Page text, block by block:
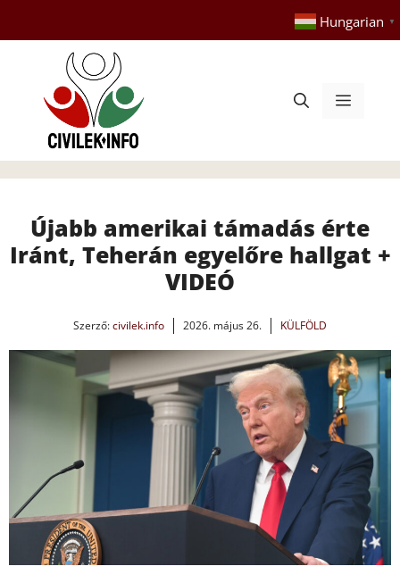
tartalomba
Hungarian ▼
Menü
Újabb amerikai támadás érte
Iránt, Teherán egyelőre hallgat +
VIDEÓ
Szerző:civilek.info 2026. május 26. KÜLFÖLD